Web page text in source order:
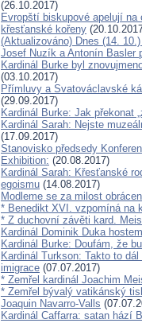
(26.10.2017)
Evropští biskupové apelují
křesťanské kořeny
(Aktualizováno) Dnes (14.
Josef Nuzík a Antonín Basler
Kardinál Burke byl
(03.10.2017)
Přímluvy a Svatováclavské
(29.09.2017)
Kardinál Burke: Jak překonat
Kardinál Sarah: Nejste
(17.09.2017)
Stanovisko předsedy
Exhibition: (20.08.2017)
Kardinál Sarah: Křesťanské
egoismu (14.08.2017)
Modleme se za milost
* Benedikt XVI. vzpomíná na
* Z duchovní závěti kard.
Kardinál Dominik Duka
Kardinál Burke: Doufám, že
Kardinál Turkson: Takto to
imigrace (07.07.2017)
* Zemřel kardinál Joachim
* Zemřel bývalý vatikánský
Joaquin Navarro-Valls
Kardinál Caffarra: satan hází